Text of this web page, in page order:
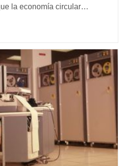
la economía circular…